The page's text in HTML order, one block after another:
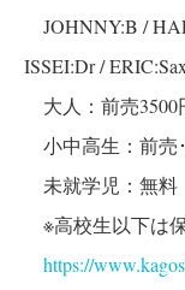
JOHNNY:B /
ISSEI:Dr / ERIC:Sax
大人：前売3500
小中高生：前売
未就学児：無料
※高校生以下は
https://